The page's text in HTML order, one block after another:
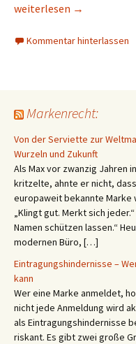
Einspruch gegen den
weiterlesen →
Kommentar hinterlassen
Markenrecht:
Von der Serviette zur
Wurzeln und Zukunft
Als Max vor zwanzig Jahren
kritzelte, ahnte er nicht,
europaweit bekannte Marke
„Klingt gut. Merkt sich
Namen schützen lassen.“
modernen Büro, […]
Eintragungshindernisse –
kann
Wer eine Marke anmeldet,
nicht jede Anmeldung wird
als Eintragungshindernisse
riskant. Es gibt zwei große